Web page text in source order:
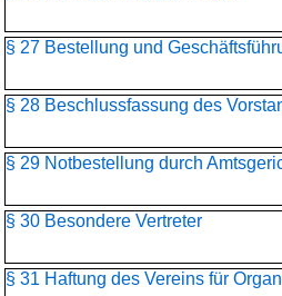
§ 27 Bestellung und
§ 28 Beschlussfassung des
§ 29 Notbestellung durch
§ 30 Besondere Vertreter
§ 31 Haftung des Vereins für